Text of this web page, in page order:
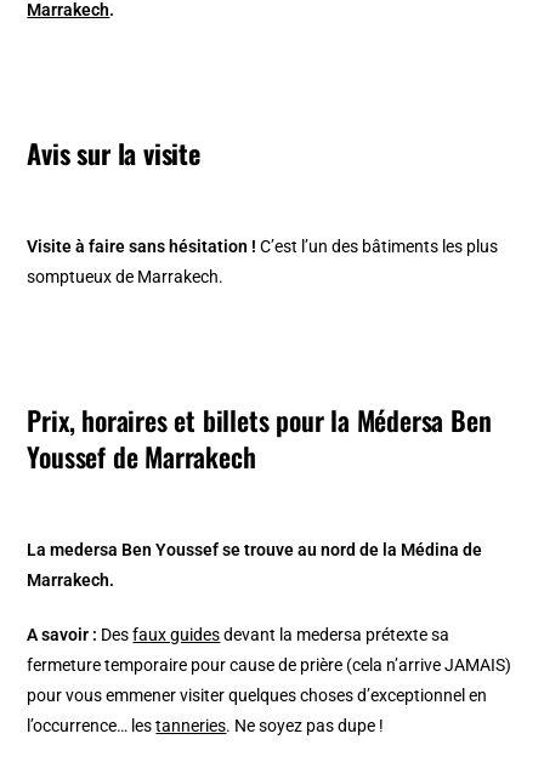
Marrakech.
Avis sur la visite
Visite à faire sans hésitation ! C’est l’un des bâtiments les plus
somptueux de Marrakech.
Prix, horaires et billets pour la Médersa Ben
Youssef de Marrakech
La medersa Ben Youssef se trouve au nord de la Médina de
Marrakech.
A savoir : Desfaux guidesdevant la medersa prétexte sa
fermeture temporaire pour cause de prière (cela n’arrive JAMAIS)
pour vous emmener visiter quelques choses d’exceptionnel en
l’occurrence… lestanneries. Ne soyez pas dupe !